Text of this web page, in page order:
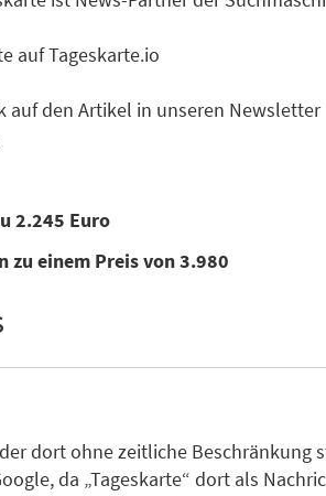
auf Tageskarte.io
auf den Artikel in unseren Newsletter
2.245 Euro
zu einem Preis von 3.980
dort ohne zeitliche Beschränkung
da „Tageskarte“ dort als